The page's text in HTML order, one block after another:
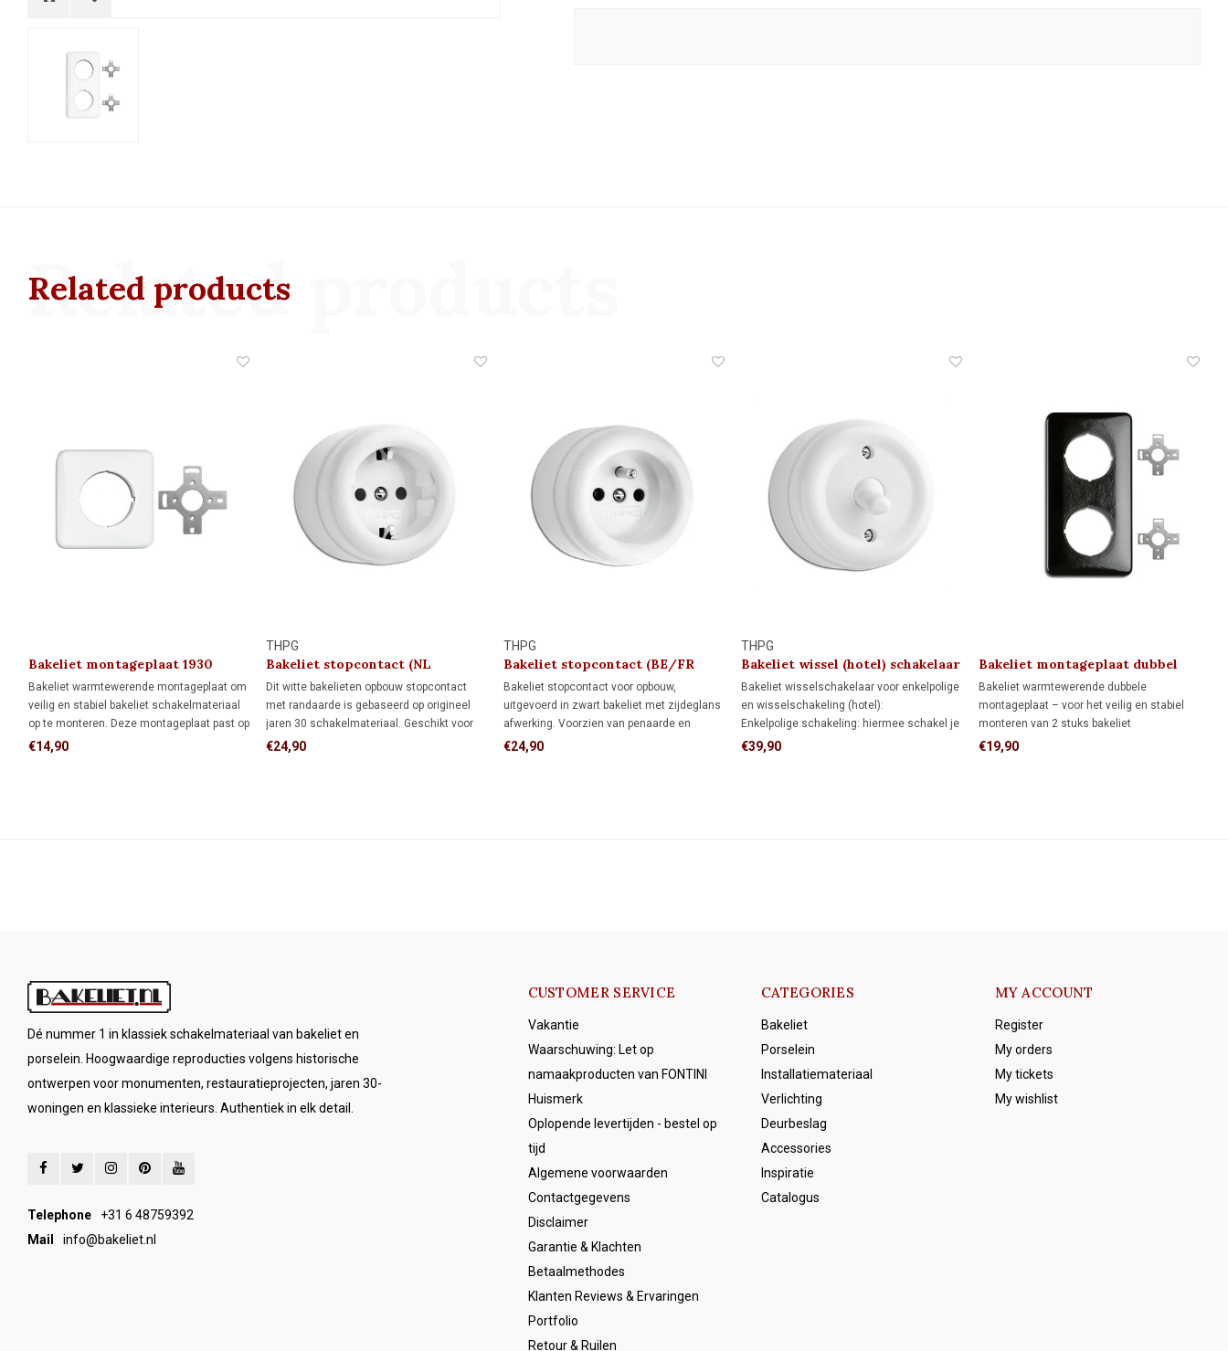
Related products
Related products
Bakeliet montageplaat 1930
Bakeliet warmtewerende montageplaat om
veilig en stabiel bakeliet schakelmateriaal
op te monteren. Deze montageplaat past op
1 inbouwdoos, maar kan ook direct op de
€14,90
THPG
Bakeliet stopcontact (NL
kindveilig) 1930
Dit witte bakelieten opbouw stopcontact
met randaarde is gebaseerd op origineel
jaren 30 schakelmateriaal. Geschikt voor
bedrading via de achterzijde (wandinvoer)
€24,90
THPG
Bakeliet stopcontact (BE/FR
kindveilig) 1930
Bakeliet stopcontact voor opbouw,
uitgevoerd in zwart bakeliet met zijdeglans
afwerking. Voorzien van penaarde en
kinderbeveiliging. Geschikt voor bedrading
€24,90
THPG
Bakeliet wissel (hotel) schakelaar
1930
Bakeliet wisselschakelaar voor enkelpolige
en wisselschakeling (hotel):
Enkelpolige schakeling: hiermee schakel je
een lamp vanaf één schakelaar aan en uit.
€39,90
Bakeliet montageplaat dubbel
1930
Bakeliet warmtewerende dubbele
montageplaat – voor het veilig en stabiel
monteren van 2 stuks bakeliet
schakelmateriaal. Dankzij de bijgeleverde
€19,90
Dé nummer 1 in klassiek schakelmateriaal van bakeliet en
porselein. Hoogwaardige reproducties volgens historische
ontwerpen voor monumenten, restauratieprojecten, jaren 30-
woningen en klassieke interieurs. Authentiek in elk detail.
Telephone
+31 6 48759392
Mail
info@bakeliet.nl
CUSTOMER SERVICE
Vakantie
Waarschuwing: Let op
namaakproducten van FONTINI
Huismerk
Oplopende levertijden - bestel op
tijd
Algemene voorwaarden
Contactgegevens
Disclaimer
Garantie & Klachten
Betaalmethodes
Klanten Reviews & Ervaringen
Portfolio
Retour & Ruilen
CATEGORIES
Bakeliet
Porselein
Installatiemateriaal
Verlichting
Deurbeslag
Accessories
Inspiratie
Catalogus
MY ACCOUNT
Register
My orders
My tickets
My wishlist